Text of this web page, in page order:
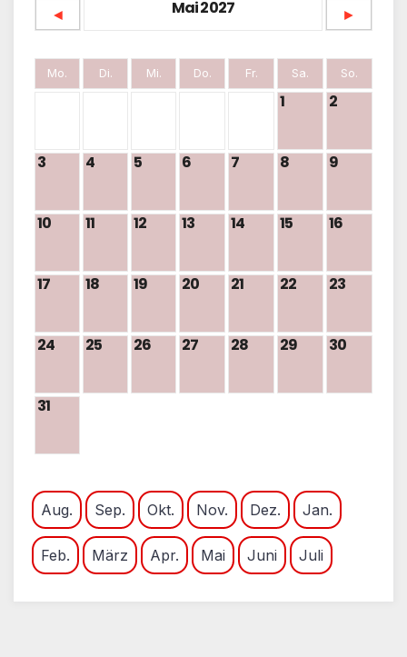
◄ Mai 2027 ►
Mo. Di. Mi. Do. Fr. Sa. So.
1 2
3 4 5 6 7 8 9
10 11 12 13 14 15 16
17 18 19 20 21 22 23
24 25 26 27 28 29 30
31
Aug. Sep. Okt. Nov. Dez. Jan.
Feb. März Apr. Mai Juni Juli